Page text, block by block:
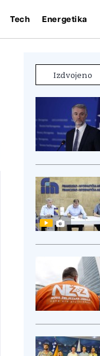
Tech Energetika
Izdvojeno